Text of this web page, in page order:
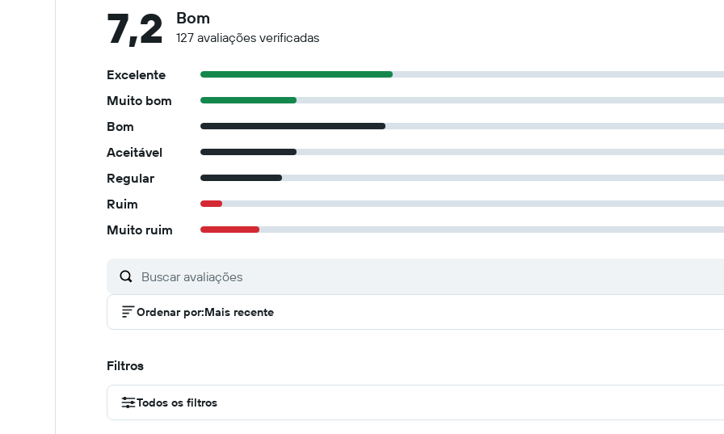
7,2 Bom
127 avaliações verificadas
Excelente
Muito bom
Bom
Aceitável
Regular
Ruim
Muito ruim
Ordenar por:Mais recente
Filtros
Todos os filtros